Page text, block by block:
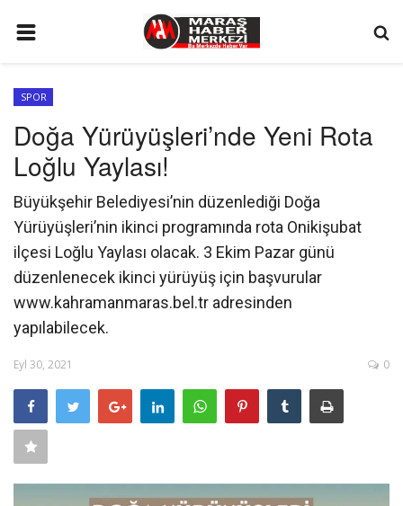
GÜNDEM
SİYASET
EKONOMİ
EĞİTİM
SPOR
İLETİŞİM
KÜNYE
KÜLTÜR SANAT
SAĞLIK
FİRMA HABER
SPOR
Doğa Yürüyüşleri’nde Yeni Rota
Loğlu Yaylası!
Büyükşehir Belediyesi’nin düzenlediği Doğa
Yürüyüşleri’nin ikinci programında rota Onikişubat
ilçesi Loğlu Yaylası olacak. 3 Ekim Pazar günü
düzenlenecek ikinci yürüyüş için başvurular
www.kahramanmaras.bel.tr adresinden
yapılabilecek.
Eyl 30, 2021 0